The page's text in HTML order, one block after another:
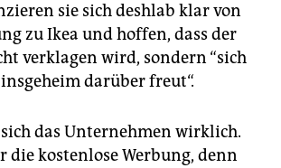
sie sich deshlab klar von
zu Ikea und hoffen, dass der
verklagen wird, sondern “sich
darüber freut“.
das Unternehmen wirklich.
die kostenlose Werbung, denn